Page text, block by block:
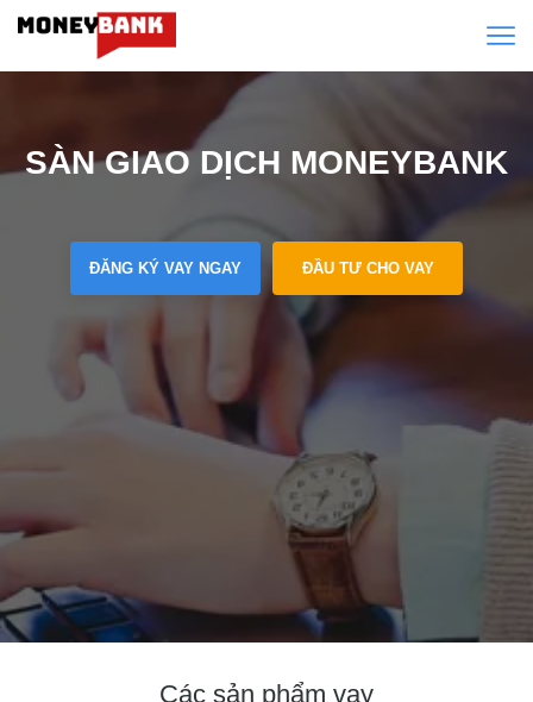
SÀN GIAO DỊCH MONEYBANK
ĐĂNG KÝ VAY NGAY ĐẦU TƯ CHO VAY
Các sản phẩm vay